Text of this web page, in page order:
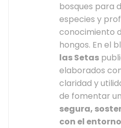
bosques para
especies y
conocimiento
hongos. En el
las Setas
elaborados
claridad y
de fomentar
segura,
con el